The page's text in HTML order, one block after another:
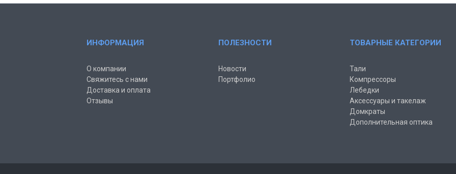
ИНФОРМАЦИЯ
О компании
Свяжитесь с нами
Доставка и оплата
Отзывы
ПОЛЕЗНОСТИ
Новости
Портфолио
ТОВАРНЫЕ КАТЕГОРИИ
Тали
Компрессоры
Лебедки
Аксессуары и такелаж
Домкраты
Дополнительная оптика